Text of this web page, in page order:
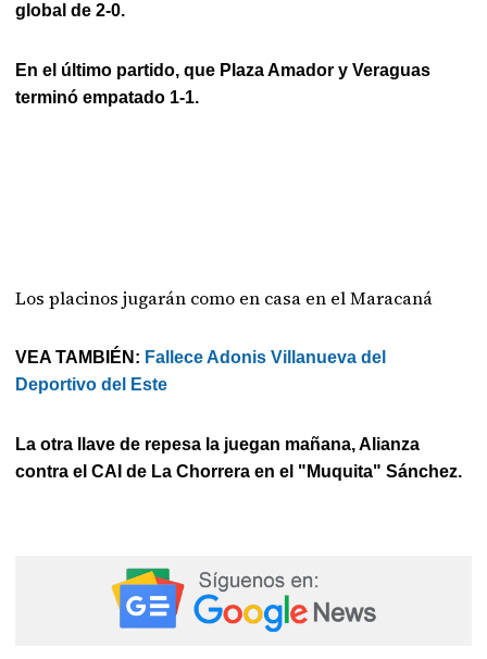
global de 2-0.
En el último partido, que Plaza Amador y Veraguas
terminó empatado 1-1.
Los placinos jugarán como en casa en el Maracaná
VEA TAMBIÉN: Fallece Adonis Villanueva del
Deportivo del Este
La otra llave de repesa la juegan mañana, Alianza
contra el CAI de La Chorrera en el "Muquita" Sánchez.